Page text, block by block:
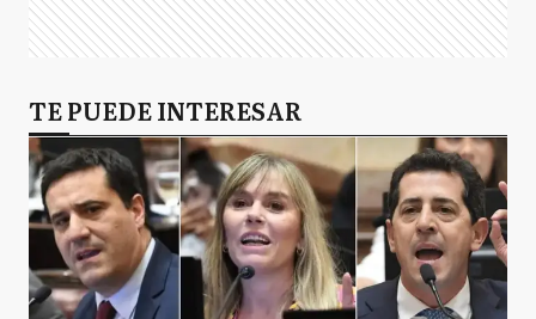
TE PUEDE INTERESAR